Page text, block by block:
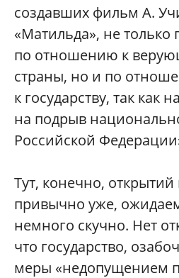
создавших фильм А.
«Матильда», не только
по отношению к
страны, но и по
к государству, так как
на подрыв
Российской
Тут, конечно,
привычно уже,
немного скучно. Нет
что государство,
меры «недопущением